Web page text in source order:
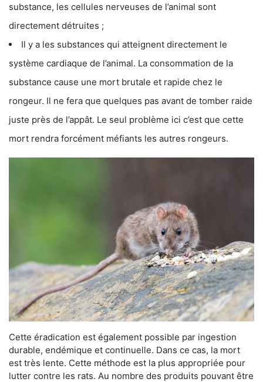
substance, les cellules nerveuses de l’animal sont
directement détruites ;
Il y a les substances qui atteignent directement le
système cardiaque de l’animal. La consommation de la
substance cause une mort brutale et rapide chez le
rongeur. Il ne fera que quelques pas avant de tomber raide
juste près de l’appât. Le seul problème ici c’est que cette
mort rendra forcément méfiants les autres rongeurs.
Cette éradication est également possible par ingestion
durable, endémique et continuelle. Dans ce cas, la mort
est très lente. Cette méthode est la plus appropriée pour
lutter contre les rats. Au nombre des produits pouvant être